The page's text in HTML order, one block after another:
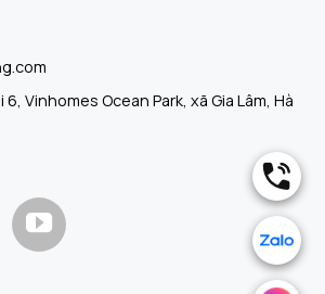
Vinhomes Ocean Park, xã Gia Lâm, Hà
.
.